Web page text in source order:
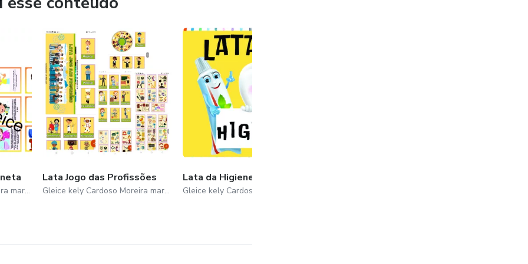
podem transformar uma habilidade artística em uma
inspirador de como a expressão criativa pode enriquecer
Gleice kely Cardoso Moreira marvila
Lata Jogo das Profissões
Gleice kely Cardoso Moreira marvila
Lata da Higiene yellow